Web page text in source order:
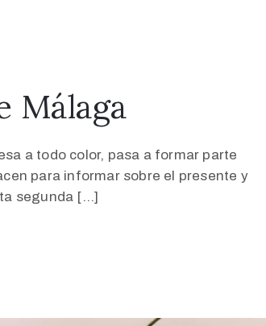
Málaga
a todo color, pasa a formar parte
para informar sobre el presente y
segunda […]